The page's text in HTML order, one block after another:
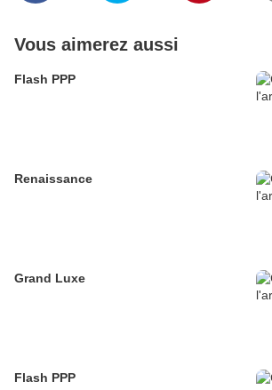
Vous aimerez aussi
Flash PPP
Renaissance
Grand Luxe
Flash PPP